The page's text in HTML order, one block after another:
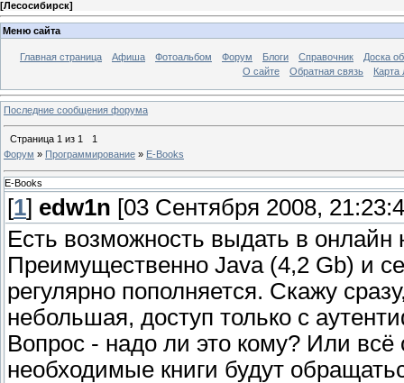
[Лесосибирск]
Меню сайта
Главная страница Афиша Фотоальбом Форум Блоги Справочник
Доска
О сайте
Обратная связь Карта
Последние сообщения форума
Страница 1 из 1
1
Форум » Программирование » E-Books
E-Books
[1] edw1n [03 Сентября 2008,
Есть возможность выдать в онлайн
Преимущественно Java (4,2 Gb) и
регулярно пополняется. Скажу
небольшая, доступ только с
Вопрос - надо ли это кому? Или
необходимые книги будут